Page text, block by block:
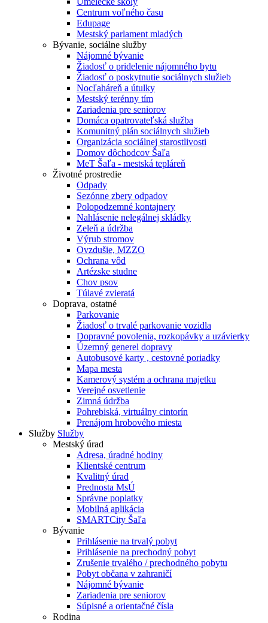
Centrum voľného času
Edupage
Mestský parlament mladých
Bývanie, sociálne služby
Nájomné bývanie
Žiadosť o pridelenie nájomného bytu
Žiadosť o poskytnutie sociálnych služieb
Nocľaháreň a útulky
Mestský terénny tím
Zariadenia pre seniorov
Domáca opatrovateľská služba
Komunitný plán sociálnych služieb
Organizácia sociálnej starostlivosti
Domov dôchodcov Šaľa
MeT Šaľa - mestská tepláreň
Životné prostredie
Odpady
Sezónne zbery odpadov
Polopodzemné kontajnery
Nahlásenie nelegálnej skládky
Zeleň a údržba
Výrub stromov
Ovzdušie, MZZO
Ochrana vôd
Artézske studne
Chov psov
Túlavé zvieratá
Doprava, ostatné
Parkovanie
Žiadosť o trvalé parkovanie vozidla
Dopravné povolenia, rozkopávky a uzávierky
Územný generel dopravy
Autobusové karty , cestovné poriadky
Mapa mesta
Kamerový systém a ochrana majetku
Verejné osvetlenie
Zimná údržba
Pohrebiská, virtuálny cintorín
Prenájom hrobového miesta
Služby Služby
Mestský úrad
Adresa, úradné hodiny
Klientské centrum
Kvalitný úrad
Prednosta MsÚ
Správne poplatky
Mobilná aplikácia
SMARTCity Šaľa
Bývanie
Prihlásenie na trvalý pobyt
Prihlásenie na prechodný pobyt
Zrušenie trvalého / prechodného pobytu
Pobyt občana v zahraničí
Nájomné bývanie
Zariadenia pre seniorov
Súpisné a orientačné čísla
Rodina